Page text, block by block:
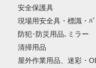
安全保護具
現場用安全具・標識・ﾊﾞ
防犯･防災用品､ミラー
清掃用品
屋外作業用品、迷彩・